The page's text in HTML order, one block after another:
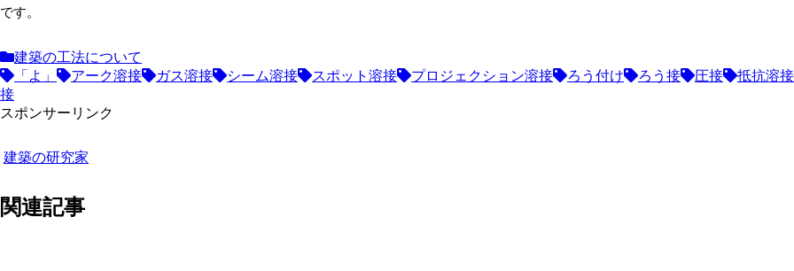
です。
建築の工法について
「よ」
アーク溶接 ガス溶接 シーム溶接 スポット溶接 プロジェクション溶接 ろう付け ろう接 圧接 抵抗溶接
接
スポンサーリンク
建築の研究家
関連記事